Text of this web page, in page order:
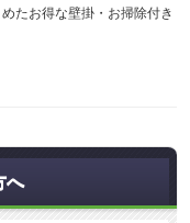
たお得な壁掛・お掃除付き
へ